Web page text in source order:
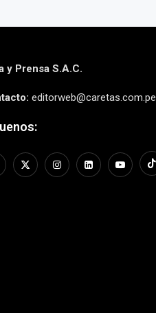
y Prensa S.A.C.
editorweb@caretas.com.pe